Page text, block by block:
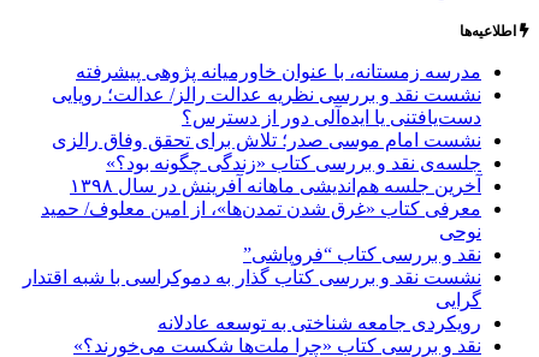
اطلاعیه‌ها
مدرسه زمستانه، با عنوان خاورمیانه پژوهی پیشرفته
نشست نقد و بررسی نظریه عدالت رالز/ عدالت؛ رویایی
دست‌یافتنی یا ایده‌آلی دور از دسترس؟
نشست امام موسی صدر؛ تلاش برای تحقق وفاق رالزی
جلسه‌ی نقد و بررسی کتاب «زندگی چگونه بود؟»
آخرین جلسه هم‌اندیشی ماهانه آفرینش در سال ۱۳۹۸
معرفی کتاب «غرق شدن تمدن‌ها»، از امین معلوف/ حمید
نوحی
نقد و بررسی کتاب “فروپاشی”
نشست نقد و بررسی کتاب گذار به دموکراسی با شبه اقتدار
گرایی
رویکردی جامعه شناختی به توسعه عادلانه
نقد و بررسی کتاب «چرا ملت‌ها شکست می‌خورند؟»